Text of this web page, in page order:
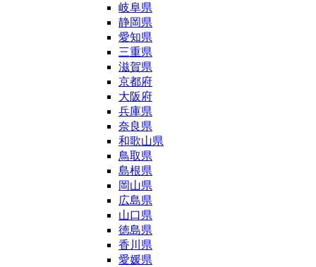
岐阜県
静岡県
愛知県
三重県
滋賀県
京都府
大阪府
兵庫県
奈良県
和歌山県
鳥取県
島根県
岡山県
広島県
山口県
徳島県
香川県
愛媛県